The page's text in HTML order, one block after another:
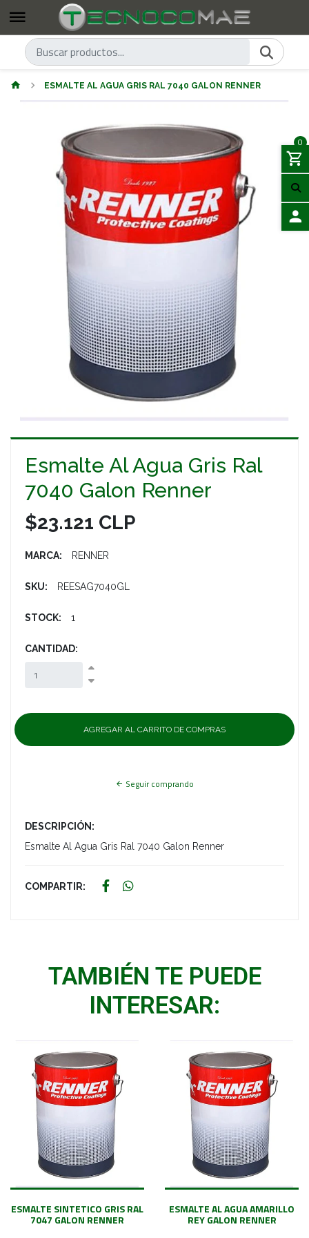
0
ESMALTE AL AGUA GRIS RAL 7040 GALON RENNER
Esmalte Al Agua Gris Ral
7040 Galon Renner
$23.121 CLP
MARCA: RENNER
SKU: REESAG7040GL
STOCK: 1
CANTIDAD:
Seguir comprando
DESCRIPCIÓN:
Esmalte Al Agua Gris Ral 7040 Galon Renner
COMPARTIR:
TAMBIÉN TE PUEDE
INTERESAR:
ESMALTE SINTETICO GRIS RAL
7047 GALON RENNER
ESMALTE AL AGUA AMARILLO
REY GALON RENNER